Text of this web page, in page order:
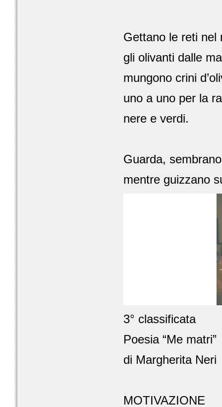
Gettano le reti nel
gli olivanti dalle
mungono crini
uno a uno per la
nere e verdi.
Guarda,
mentre guizzano
3° classificata
Poesia “Me matri”
di Margherita Neri
MOTIVAZIONE